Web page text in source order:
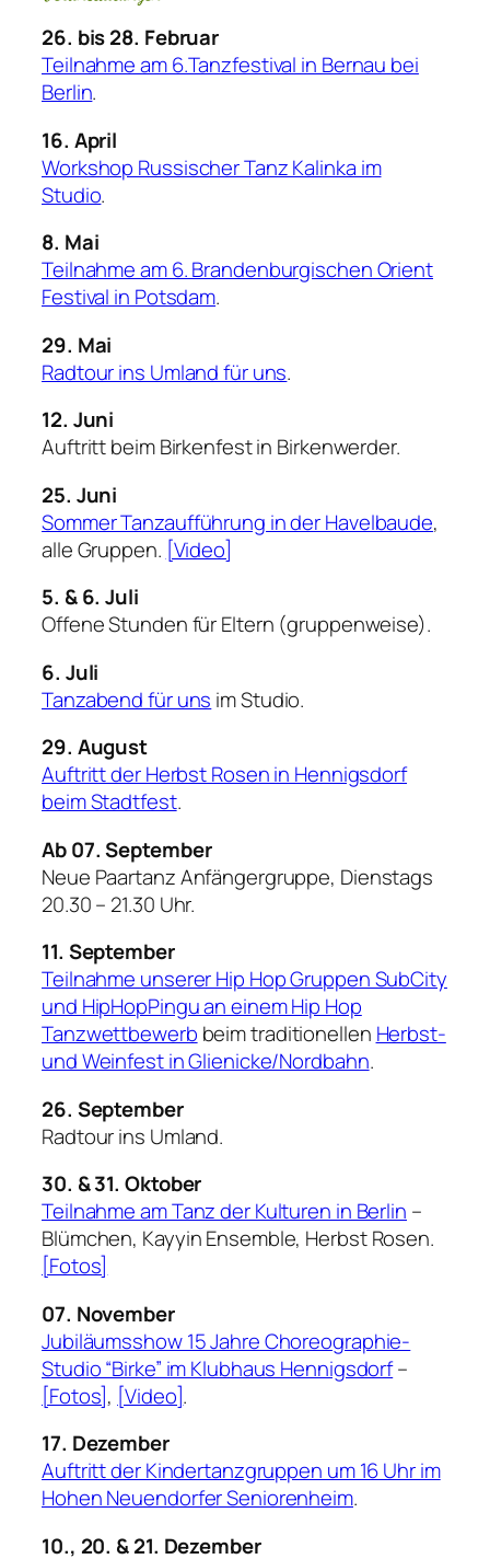
26. bis 28. Februar
Teilnahme am 6.Tanzfestival in Bernau bei
Berlin.
16. April
Workshop Russischer Tanz Kalinka im
Studio.
8. Mai
Teilnahme am 6. Brandenburgischen Orient
Festival in Potsdam.
29. Mai
Radtour ins Umland für uns.
12. Juni
Auftritt beim Birkenfest in Birkenwerder.
25. Juni
Sommer Tanzaufführung in der Havelbaude,
alle Gruppen. [Video]
5. & 6. Juli
Offene Stunden für Eltern (gruppenweise).
6. Juli
Tanzabend für uns im Studio.
29. August
Auftritt der Herbst Rosen in Hennigsdorf
beim Stadtfest.
Ab 07. September
Neue Paartanz Anfängergruppe, Dienstags
20.30 – 21.30 Uhr.
11. September
Teilnahme unserer Hip Hop Gruppen SubCity
und HipHopPingu an einem Hip Hop
Tanzwettbewerb beim traditionellen Herbst-
und Weinfest in Glienicke/Nordbahn.
26. September
Radtour ins Umland.
30. & 31. Oktober
Teilnahme am Tanz der Kulturen in Berlin –
Blümchen, Kayyin Ensemble, Herbst Rosen.
[Fotos]
07. November
Jubiläumsshow 15 Jahre Choreographie-
Studio “Birke” im Klubhaus Hennigsdorf–
[Fotos], [Video].
17. Dezember
Auftritt der Kindertanzgruppen um 16 Uhr im
Hohen Neuendorfer Seniorenheim.
10., 20. & 21. Dezember